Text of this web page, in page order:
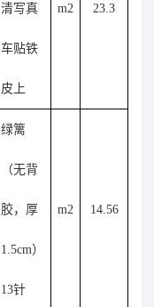
清写真
车贴铁
皮上
m2 23.3
绿篱
（无背
胶，厚
1.5cm）
13针
m2 14.56